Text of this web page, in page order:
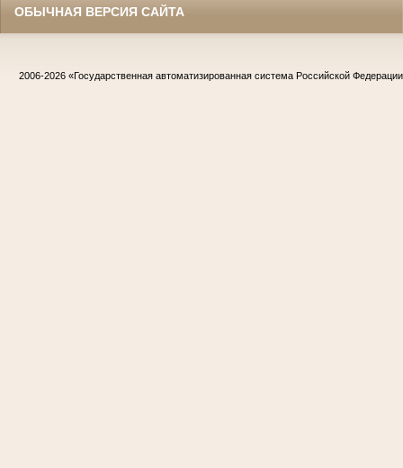
ОБЫЧНАЯ ВЕРСИЯ САЙТА
2006-2026 «Государственная автоматизированная система Российской